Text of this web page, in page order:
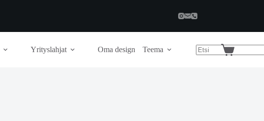
Yrityslahjat Oma design Teema
Shopping